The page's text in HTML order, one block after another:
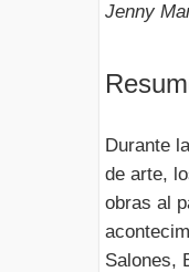
Jenny
Durante
de arte,
obras al
Salones,